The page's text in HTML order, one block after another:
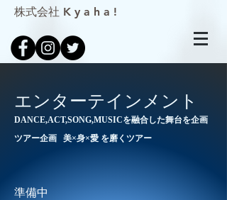
株式会社 K y a h a !
エンターテインメント
DANCE,ACT,SONG,MUSICを融合した舞台を企画
​ツアー企画 美×身×愛 を磨くツアー
​準備中